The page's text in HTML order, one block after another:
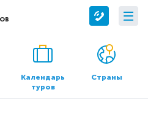
О компании
О нас
Контакты
Календарь
туров
Страны